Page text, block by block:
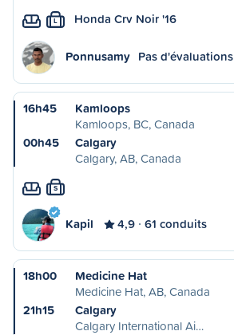
L Honda Crv Noir '16
Ponnusamy Pas d'évaluations
16h45
Kamloops
Kamloops, BC, Canada
00h45
Calgary
Calgary, AB, Canada
S
Kapil 4,9 61 conduits
18h00
Medicine Hat
Medicine Hat, AB, Canada
21h15
Calgary
Calgary International Ai…